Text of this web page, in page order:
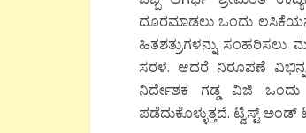
ದೂರಮಾಡಲು ಒಂದು
ಹಿತಶತ್ರುಗಳನ್ನು
ಸರಳ. ಆದರೆ ನಿರೂಪಣೆ ವಿಭಿನ್ನ
ನಿರ್ದೇಶಕ ಗಡ್ಡ ವಿಜಿ ಒಂದು
ಪಡೆದುಕೊಳ್ಳುತ್ತದೆ. ಟ್ವಿಸ್ಟ್